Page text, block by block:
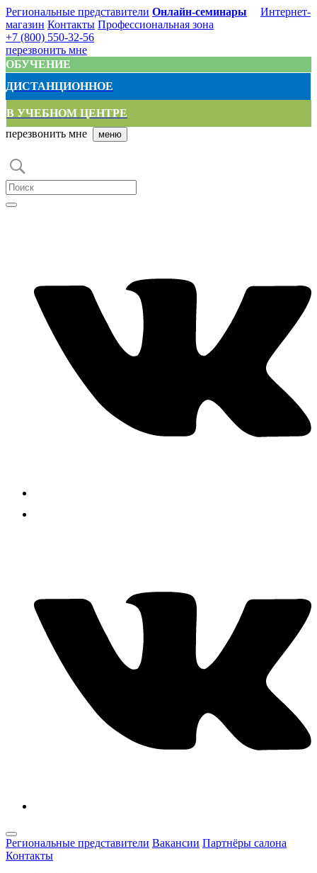
Региональные представители Онлайн-семинары
Интернет-
магазин Контакты Профессиональная зона
+7 (800) 550-32-56
перезвонить мне
ОБУЧЕНИЕ
ДИСТАНЦИОННОЕ
В УЧЕБНОМ ЦЕНТРЕ
перезвонить мне
меню
Региональные представители Вакансии Партнёры салона
Контакты